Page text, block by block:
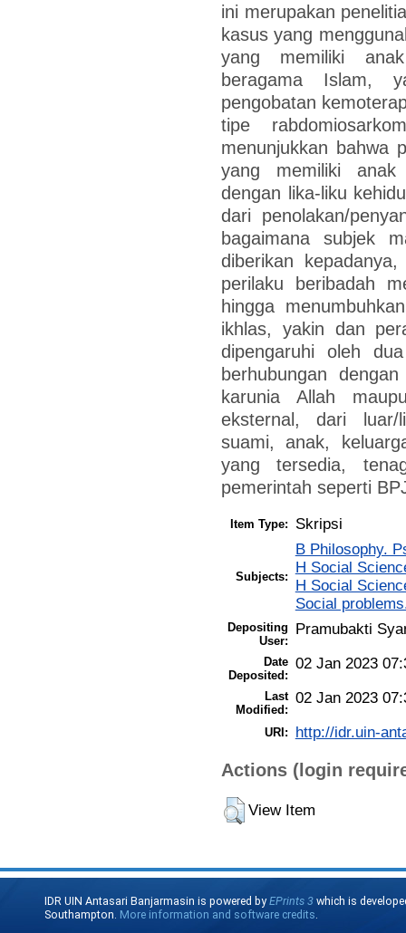
ini merupakan
kasus yang
yang memiliki
beragama Islam,
pengobatan
tipe
menunjukkan bahwa
yang memiliki anak
dengan lika-liku
dari penolakan/
bagaimana subjek
diberikan
perilaku beribadah
hingga
ikhlas, yakin dan
dipengaruhi oleh
berhubungan
karunia Allah
eksternal, dari luar/
suami, anak,
yang tersedia,
pemerintah seperti
Item Type: Skripsi
Subjects:
B Philosophy.
H Social
H Social
Social
Depositing
User:
Pramubakti
Date
Deposited:
02 Jan 2023
Last
Modified:
02 Jan 2023
URI: http://idr.uin-
Actions (login
View Item
IDR UIN Antasari Banjarmasin is powered byEPrints 3 which is
Southampton. More information and software credits.